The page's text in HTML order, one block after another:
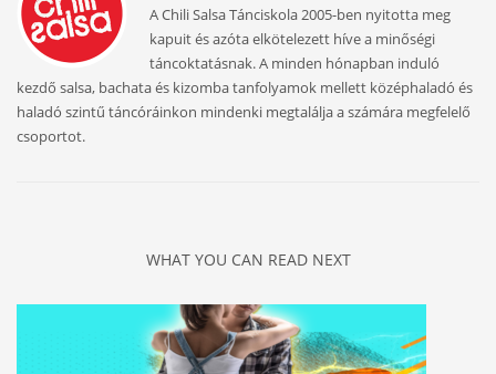
A Chili Salsa Tánciskola 2005-ben nyitotta meg
kapuit és azóta elkötelezett híve a minőségi
táncoktatásnak. A minden hónapban induló
kezdő salsa, bachata és kizomba tanfolyamok mellett középhaladó és
haladó szintű táncóráinkon mindenki megtalálja a számára megfelelő
csoportot.
WHAT YOU CAN READ NEXT